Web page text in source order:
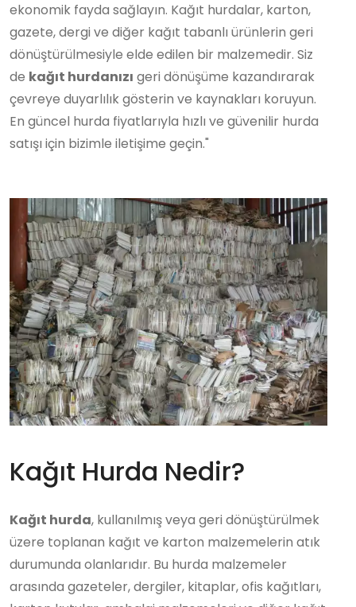
ekonomik fayda sağlayın. Kağıt hurdalar, karton,
gazete, dergi ve diğer kağıt tabanlı ürünlerin geri
dönüştürülmesiyle elde edilen bir malzemedir. Siz
de kağıt hurdanızı geri dönüşüme kazandırarak
çevreye duyarlılık gösterin ve kaynakları koruyun.
En güncel hurda fiyatlarıyla hızlı ve güvenilir hurda
satışı için bizimle iletişime geçin."
Kağıt Hurda Nedir?
Kağıt hurda, kullanılmış veya geri dönüştürülmek
üzere toplanan kağıt ve karton malzemelerin atık
durumunda olanlarıdır. Bu hurda malzemeler
arasında gazeteler, dergiler, kitaplar, ofis kağıtları,